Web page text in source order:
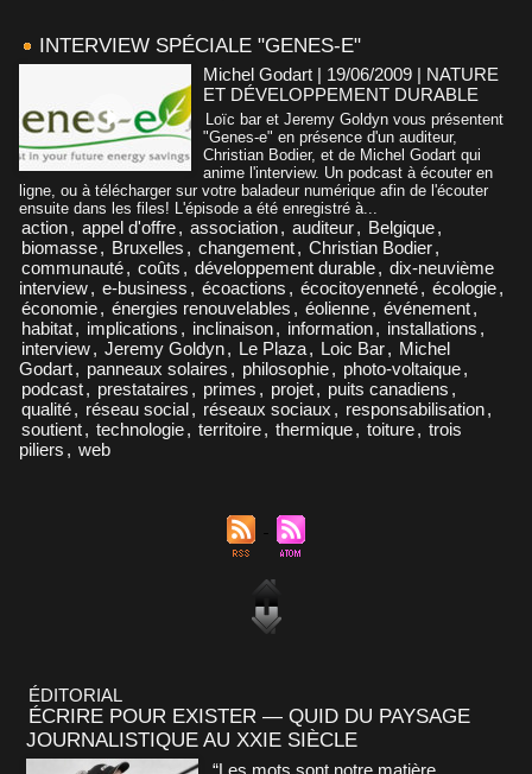
INTERVIEW SPÉCIALE "GENES-E"
Michel Godart | 19/06/2009 | NATURE
ET DÉVELOPPEMENT DURABLE
Loïc bar et Jeremy Goldyn vous présentent
"Genes-e" en présence d'un auditeur,
Christian Bodier, et de Michel Godart qui
anime l'interview. Un podcast à écouter en
ligne, ou à télécharger sur votre baladeur numérique afin de l'écouter
ensuite dans les files! L'épisode a été enregistré à...
action, appel d'offre, association, auditeur, Belgique,
biomasse, Bruxelles , changement, Christian Bodier,
communauté, coûts , développement durable, dix-neuvième
interview, e-business , écoactions , écocitoyenneté, écologie,
économie, énergies renouvelables , éolienne, événement,
habitat, implications , inclinaison, information, installations ,
interview, Jeremy Goldyn, Le Plaza, Loic Bar, Michel
Godart, panneaux solaires , philosophie, photo-voltaique,
podcast, prestataires , primes , projet, puits canadiens ,
qualité, réseau social, réseaux sociaux , responsabilisation,
soutient, technologie, territoire, thermique, toiture, trois
piliers , web
ÉDITORIAL
ÉCRIRE POUR EXISTER — QUID DU PAYSAGE
JOURNALISTIQUE AU XXIE SIÈCLE
“Les mots sont notre matière